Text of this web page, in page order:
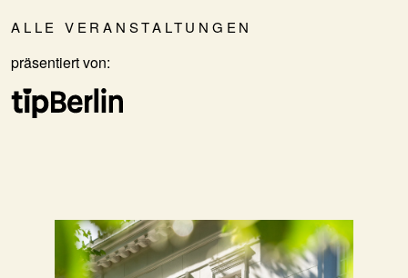
ALLE VERANSTALTUNGEN
präsentiert von: